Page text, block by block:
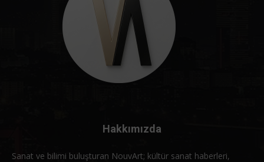
Hakkımızda
Sanat ve bilimi buluşturan NouvArt; kültür sanat haberleri,